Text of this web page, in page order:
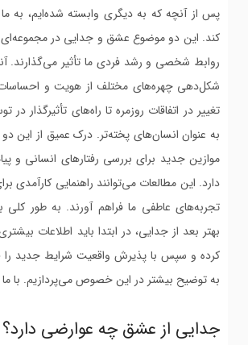
پس از آنچه که به دیگری وابسته شده‌ایم، به
کند. این دو موضوع عشق و جدایی در مجموعه‌ای
روابط شخصی و رشد فردی ما تأثیر می‌گذارند.
شکل‌دهی چهره‌های مختلف از هویت و احساسات
تغییر در اتفاقات روزمره تا راه‌های تأثیرگذار
به عنوان انسان‌های پخته‌تر. درک عمیق از این دو
موازین جدید برای بررسی رفتارهای انسانی و
دارد. این مطالعات می‌توانند راهنمایی کارآمدی
تجربه‌های عاطفی ما فراهم آورند. به طور کلی
بهتر بعد از جدایی، در ابتدا باید اطلاعات
کرده و سپس با پذیرش واقعیت شرایط جدید را
به توضیح بیشتر در این خصوص می‌پردازیم. با ما
جدایی از عشق چه عوارضی دارد؟